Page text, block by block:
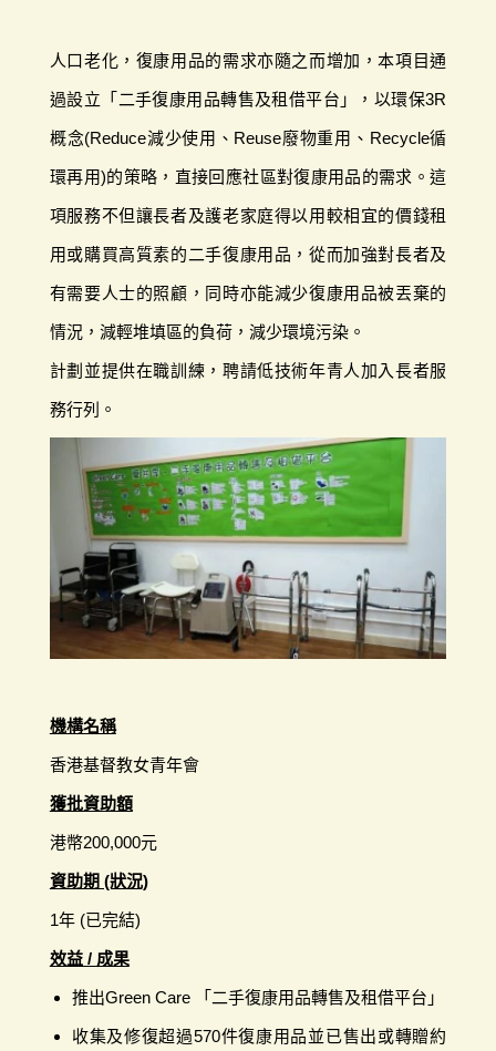
人口老化，復康用品的需求亦隨之而增加，本項目通
過設立「二手復康用品轉售及租借平台」，以環保3R
概念(Reduce減少使用、Reuse廢物重用、Recycle循
環再用)的策略，直接回應社區對復康用品的需求。這
項服務不但讓長者及護老家庭得以用較相宜的價錢租
用或購買高質素的二手復康用品，從而加強對長者及
有需要人士的照顧，同時亦能減少復康用品被丟棄的
情況，減輕堆填區的負荷，減少環境污染。
計劃並提供在職訓練，聘請低技術年青人加入長者服
務行列。
機構名稱
香港基督教女青年會
獲批資助額
港幣200,000元
資助期 (狀況)
1年 (已完結)
效益 / 成果
推出Green Care 「二手復康用品轉售及租借平台」
收集及修復超過570件復康用品並已售出或轉贈約